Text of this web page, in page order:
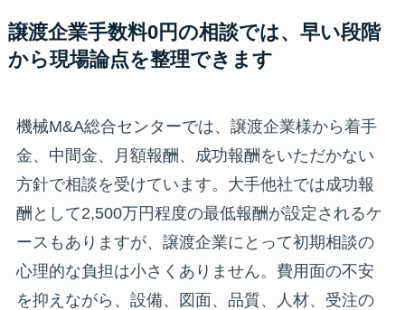
譲渡企業手数料0円の相談では、早い段階
から現場論点を整理できます
機械M&A総合センターでは、譲渡企業様から着手
金、中間金、月額報酬、成功報酬をいただかない
方針で相談を受けています。大手他社では成功報
酬として2,500万円程度の最低報酬が設定されるケ
ースもありますが、譲渡企業にとって初期相談の
心理的な負担は小さくありません。費用面の不安
を抑えながら、設備、図面、品質、人材、受注の